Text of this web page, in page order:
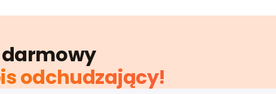
darmowy
odchudzający!